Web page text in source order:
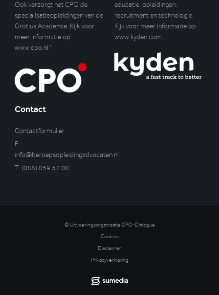
Ook verzorgt het CPO de
specialisatieopleidingen van de
Grotius Academie. Kijk voor
meer informatie op
www.cpo.nl.’
educatie, opleidingen,
recruitment en technologie.
Kijk voor meer informatie op
www.kyden.com.’
Contact
Contactformulier
E:
info@beroepsopleidingadvocaten.nl
T: (088) 059 57 00
© Uitvoeringsorganisatie CPO-Dialogue
Cookies
Disclaimer
Privacyverklaring